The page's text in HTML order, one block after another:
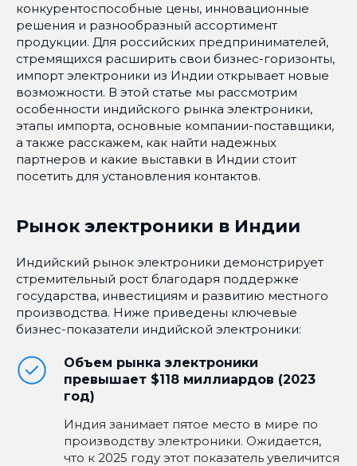
конкурентоспособные цены, инновационные
решения и разнообразный ассортимент
продукции. Для российских предпринимателей,
стремящихся расширить свои бизнес-горизонты,
импорт электроники из Индии открывает новые
возможности. В этой статье мы рассмотрим
особенности индийского рынка электроники,
этапы импорта, основные компании-поставщики,
а также расскажем, как найти надежных
партнеров и какие выставки в Индии стоит
посетить для установления контактов.
Рынок электроники в Индии
Индийский рынок электроники демонстрирует
стремительный рост благодаря поддержке
государства, инвестициям и развитию местного
производства. Ниже приведены ключевые
бизнес-показатели индийской электроники:
Объем рынка электроники
превышает $118 миллиардов (2023
год)
Индия занимает пятое место в мире по
производству электроники. Ожидается,
что к 2025 году этот показатель увеличится